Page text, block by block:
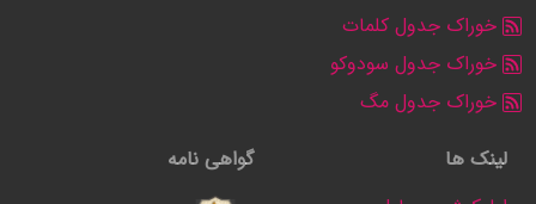
خوراک جدول کلمات
خوراک جدول سودوکو
خوراک جدول مگ
لینک ها
گواهی نامه